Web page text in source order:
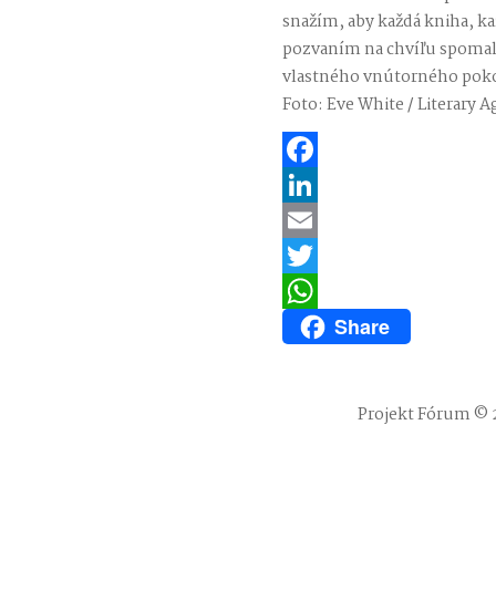
snažím, aby každá kniha,
pozvaním na chvíľu
vlastného vnútorného
Foto: Eve White / Literary
Facebook
LinkedIn
Email
Twitter
WhatsAppShare
Projekt Fórum ©